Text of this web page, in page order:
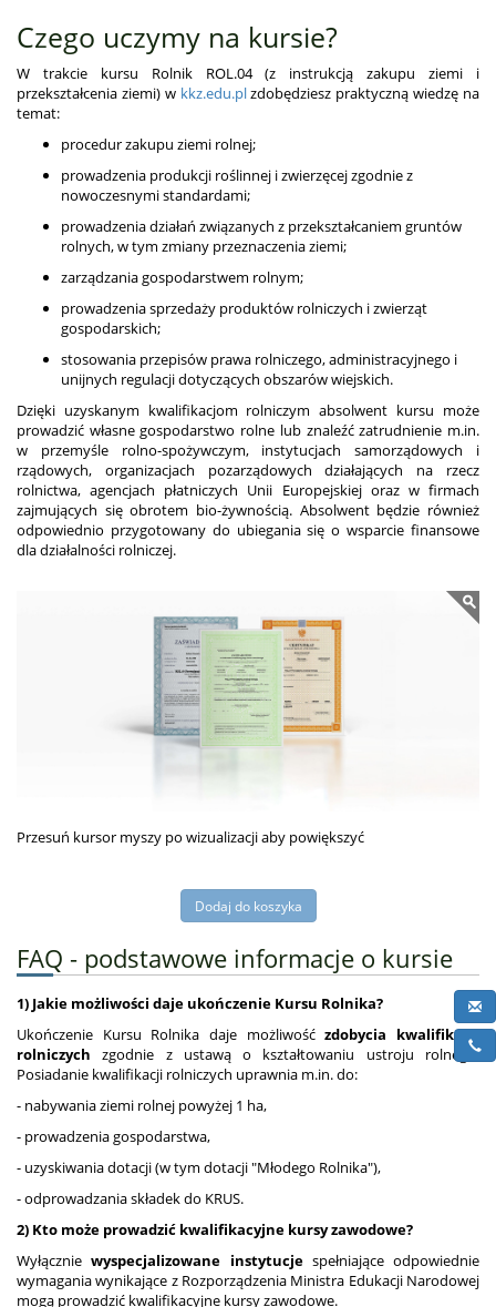
Czego uczymy na kursie?
W trakcie kursu Rolnik ROL.04 (z instrukcją zakupu ziemi i
przekształcenia ziemi) w kkz.edu.plzdobędziesz praktyczną wiedzę na
temat:
procedur zakupu ziemi rolnej;
prowadzenia produkcji roślinnej i zwierzęcej zgodnie z
nowoczesnymi standardami;
prowadzenia działań związanych z przekształcaniem gruntów
rolnych, w tym zmiany przeznaczenia ziemi;
zarządzania gospodarstwem rolnym;
prowadzenia sprzedaży produktów rolniczych i zwierząt
gospodarskich;
stosowania przepisów prawa rolniczego, administracyjnego i
unijnych regulacji dotyczących obszarów wiejskich.
Dzięki uzyskanym kwalifikacjom rolniczym absolwent kursu może
prowadzić własne gospodarstwo rolne lub znaleźć zatrudnienie m.in.
w przemyśle rolno-spożywczym, instytucjach samorządowych i
rządowych, organizacjach pozarządowych działających na rzecz
rolnictwa, agencjach płatniczych Unii Europejskiej oraz w firmach
zajmujących się obrotem bio-żywnością. Absolwent będzie również
odpowiednio przygotowany do ubiegania się o wsparcie finansowe
dla działalności rolniczej.
Przesuń kursor myszy po wizualizacji aby powiększyć
FAQ - podstawowe informacje o kursie
1) Jakie możliwości daje ukończenie Kursu Rolnika?
Ukończenie Kursu Rolnika daje możliwośćzdobycia kwalifikacji
rolniczych zgodnie z ustawą o kształtowaniu ustroju rolnego.
Posiadanie kwalifikacji rolniczych uprawnia m.in. do:
- nabywania ziemi rolnej powyżej 1 ha,
- prowadzenia gospodarstwa,
- uzyskiwania dotacji (w tym dotacji "Młodego Rolnika"),
- odprowadzania składek do KRUS.
2) Kto może prowadzić kwalifikacyjne kursy zawodowe?
Wyłączniewyspecjalizowane instytucjespełniające odpowiednie
wymagania wynikające z Rozporządzenia Ministra Edukacji Narodowej
mogą prowadzić kwalifikacyjne kursy zawodowe.